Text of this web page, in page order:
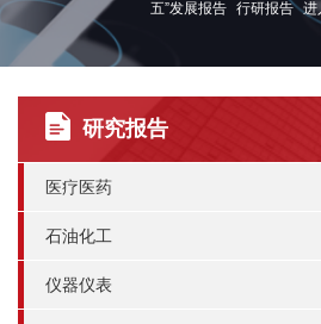
五”发展报告 行研报告 进
研究报告
医疗医药
石油化工
仪器仪表